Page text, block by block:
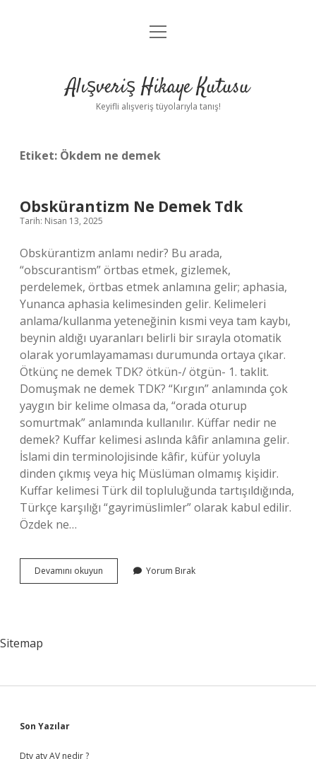
Anasayfa
Yasal Uyarı
menüyü
Alışveriş Hikaye Kutusu
Keyifli alışveriş tüyolarıyla tanış!
Etiket: Ökdem ne demek
Obskürantizm Ne Demek Tdk
Tarih: Nisan 13, 2025
Obskürantizm anlamı nedir? Bu arada,
“obscurantism” örtbas etmek, gizlemek,
perdelemek, örtbas etmek anlamına gelir; aphasia,
Yunanca aphasia kelimesinden gelir. Kelimeleri
anlama/kullanma yeteneğinin kısmi veya tam kaybı,
beynin aldığı uyaranları belirli bir sırayla otomatik
olarak yorumlayamaması durumunda ortaya çıkar.
Ötkünç ne demek TDK? ötkün-/ ötgün- 1. taklit.
Domuşmak ne demek TDK? “Kırgın” anlamında çok
yaygın bir kelime olmasa da, “orada oturup
somurtmak” anlamında kullanılır. Küffar nedir ne
demek? Kuffar kelimesi aslında kâfir anlamına gelir.
İslami din terminolojisinde kâfir, küfür yoluyla
dinden çıkmış veya hiç Müslüman olmamış kişidir.
Kuffar kelimesi Türk dil topluluğunda tartışıldığında,
Türkçe karşılığı “gayrimüslimler” olarak kabul edilir.
Özdek ne…
Devamını okuyun Obskürantizm
Ne
Yorum Bırak
Sitemap
Sidebar
Son Yazılar
Dtv atv AV nedir ?